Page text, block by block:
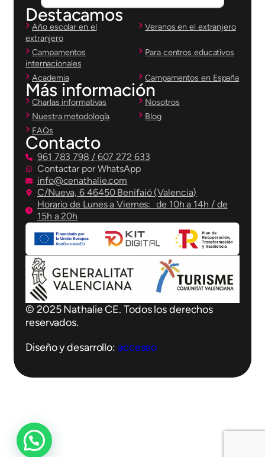
Destacamos
Año escolar en el
extranjero
Veranos en el extranjero
Campamentos
internacionales
Para centros educativos
Academia Campamentos en España
Más información
Charlas informativas
Nosotros
Nuestra metodología
Blog
FAQs
Contacto
961 783 798 / 607 272 633
Contactar por WhatsApp
info@cenathalie.com
C/Nueva, 6 46450 Benifaió (Valencia)
Horario de Lunes a Viernes: de 10h a 14h / de
15h a 20h
© 2025 Nathalie CE. Todos los derechos
reservados.
Diseño y desarrollo: acceseo